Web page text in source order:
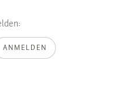
ANMELDEN